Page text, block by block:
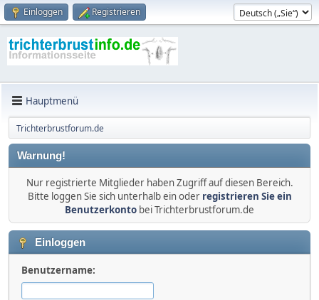
Einloggen Registrieren
Hauptmenü
Trichterbrustforum.de
Warnung!
Nur registrierte Mitglieder haben Zugriff auf diesen Bereich.
Bitte loggen Sie sich unterhalb ein oder registrieren Sie ein
Benutzerkonto bei Trichterbrustforum.de
Einloggen
Benutzername: